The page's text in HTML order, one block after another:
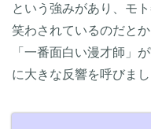
という強みがあり、モ
笑わされているのだと
「一番面白い漫才師」
に大きな反響を呼びまし